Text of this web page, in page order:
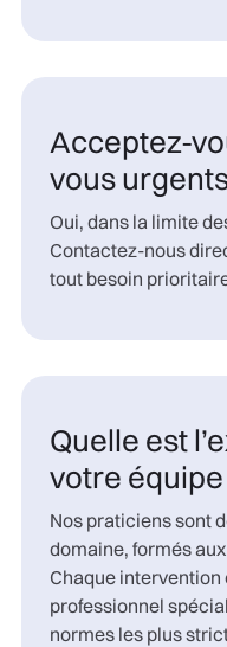
Acceptez-
vous
Oui, dans la limite
Contactez-nous
tout besoin
Quelle est
votre équipe
Nos praticiens sont
domaine, formés
Chaque intervention
professionnel
normes les plus